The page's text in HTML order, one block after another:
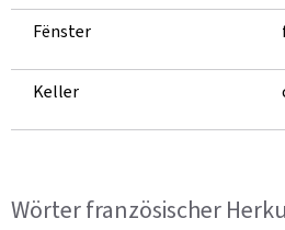
Fënster
Keller
Wörter französischer